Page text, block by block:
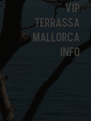
VIP
TERRASSA
MALLORCA
INFO